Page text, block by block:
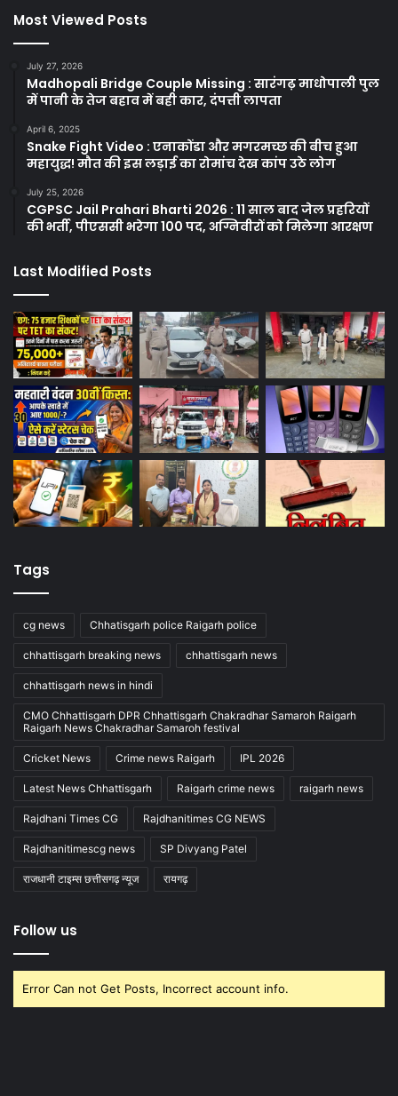
Most Viewed Posts
July 27, 2026
Madhopali Bridge Couple Missing : सारंगढ़ माधोपाली पुल
में पानी के तेज बहाव में बही कार, दंपत्ती लापता
April 6, 2025
Snake Fight Video : एनाकोंडा और मगरमच्छ की बीच हुआ
महायुद्ध! मौत की इस लड़ाई का रोमांच देख कांप उठे लोग
July 25, 2026
CGPSC Jail Prahari Bharti 2026 : 11 साल बाद जेल प्रहरियों
की भर्ती, पीएससी भरेगा 100 पद, अग्निवीरों को मिलेगा आरक्षण
Last Modified Posts
Tags
cg news Chhatisgarh police Raigarh police
chhattisgarh breaking news chhattisgarh news
chhattisgarh news in hindi
CMO Chhattisgarh DPR Chhattisgarh Chakradhar Samaroh Raigarh
Raigarh News Chakradhar Samaroh festival
Cricket News Crime news Raigarh IPL 2026
Latest News Chhattisgarh Raigarh crime news raigarh news
Rajdhani Times CG Rajdhanitimes CG NEWS
Rajdhanitimescg news SP Divyang Patel
राजधानी टाइम्स छत्तीसगढ़ न्यूज रायगढ़
Follow us
Error Can not Get Posts, Incorrect account info.